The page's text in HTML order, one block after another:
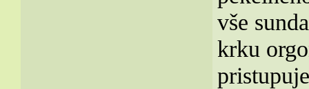
vše
krku